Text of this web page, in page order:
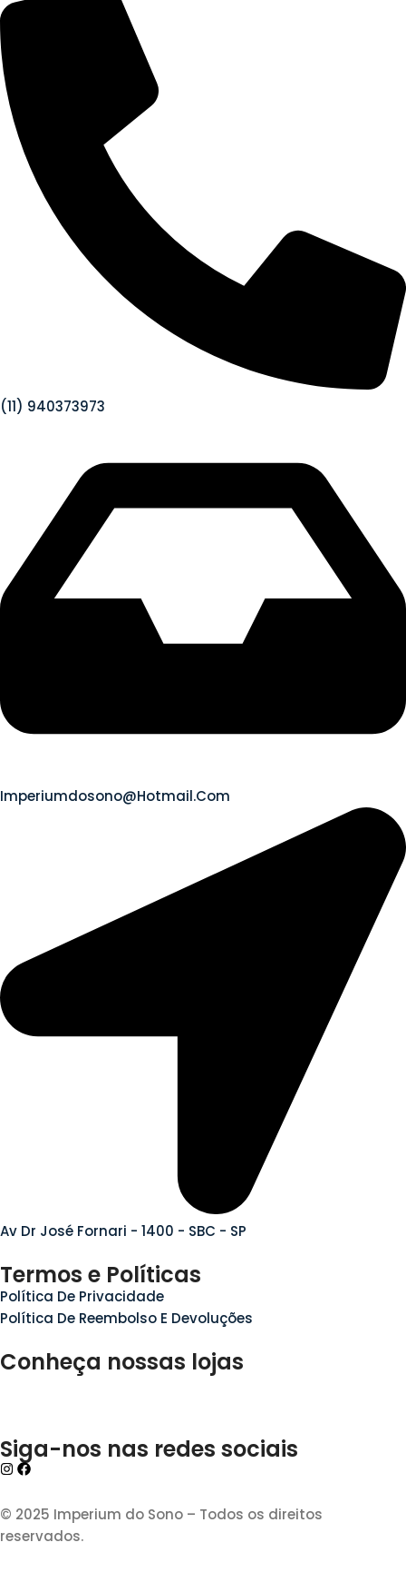
(11) 940373973
Imperiumdosono@hotmail.com
Av Dr José Fornari - 1400 - SBC - SP
Termos e Políticas
Política De Privacidade
Política De Reembolso E Devoluções
Conheça nossas lojas
Siga-nos nas redes sociais
© 2025 Imperium do Sono – Todos os direitos
reservados.